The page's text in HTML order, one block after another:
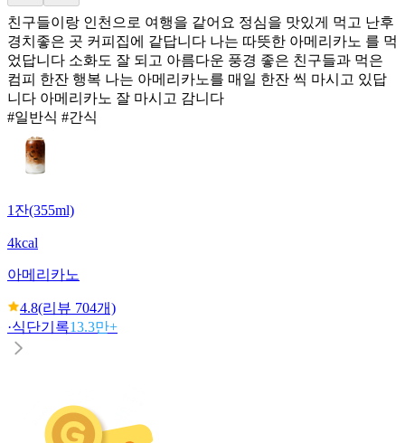
친구들이랑 인천으로 여행을 같어요 정심을 맛있게 먹고 난후
경치좋은 곳 커피집에 같답니다 나는 따뜻한 아메리카노 를 먹
었답니다 소화도 잘 되고 아름다운 풍경 좋은 친구들과 먹은
컴피 한잔 행복 나는 아메리카노를 매일 한잔 씩 마시고 있답
니다 아메리카노 잘 마시고 감니다
#일반식 #간식
1잔(355ml)
4kcal
아메리카노
4.8(리뷰 704개)
·식단기록13.3만+